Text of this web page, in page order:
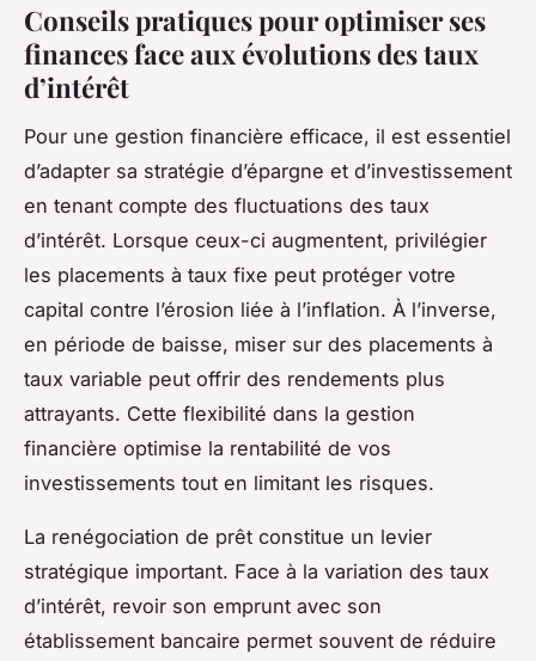
Conseils pratiques pour optimiser ses
finances face aux évolutions des taux
d’intérêt
Pour une gestion financière efficace, il est essentiel
d’adapter sa stratégie d’épargne et d’investissement
en tenant compte des fluctuations des taux
d’intérêt. Lorsque ceux-ci augmentent, privilégier
les placements à taux fixe peut protéger votre
capital contre l’érosion liée à l’inflation. À l’inverse,
en période de baisse, miser sur des placements à
taux variable peut offrir des rendements plus
attrayants. Cette flexibilité dans la gestion
financière optimise la rentabilité de vos
investissements tout en limitant les risques.
La renégociation de prêt constitue un levier
stratégique important. Face à la variation des taux
d’intérêt, revoir son emprunt avec son
établissement bancaire permet souvent de réduire